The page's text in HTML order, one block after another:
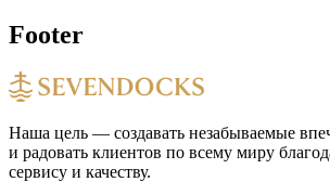
Footer
Наша цель — создавать незабываемые
и радовать клиентов по всему миру
сервису и качеству.